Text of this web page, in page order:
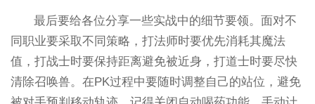
最后要给各位分享一些实战中的细节要领。面对不
同职业要采取不同策略，打法师时要优先消耗其魔法
值，打战士时要保持距离避免被近身，打道士时要尽快
清除召唤兽。在PK过程中要随时调整自己的站位，避免